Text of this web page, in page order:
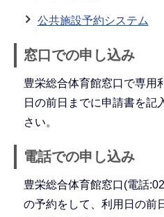
公共施設予約システム
窓口での申し込み
豊栄総合体育館窓口で専用
日の前日までに申請書を記
さい。
電話での申し込み
豊栄総合体育館窓口(電話
の予約をして、利用日の前